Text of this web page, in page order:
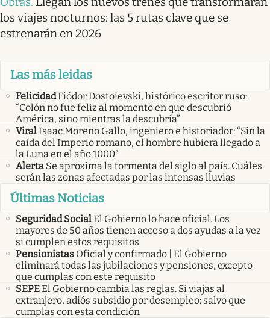
los viajes nocturnos: las 5 rutas clave que se
estrenarán en 2026
Las más leidas
FelicidadFiódor Dostoievski, histórico escritor ruso:
“Colón no fue feliz al momento en que descubrió
América, sino mientras la descubría”
ViralIsaac Moreno Gallo, ingeniero e historiador: “Sin la
caída del Imperio romano, el hombre hubiera llegado a
la Luna en el año 1000”
Alerta Se aproxima la tormenta del siglo al país. Cuáles
serán las zonas afectadas por las intensas lluvias
Últimas Noticias
Seguridad SocialEl Gobierno lo hace oficial. Los
mayores de 50 años tienen acceso a dos ayudas a la vez
si cumplen estos requisitos
Pensionistas Oficial y confirmado | El Gobierno
eliminará todas las jubilaciones y pensiones, excepto
que cumplas con este requisito
SEPEEl Gobierno cambia las reglas. Si viajas al
extranjero, adiós subsidio por desempleo: salvo que
cumplas con esta condición